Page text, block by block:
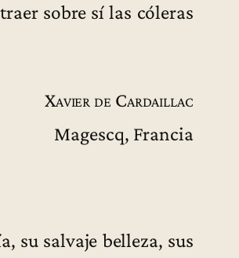
sobre sí las cóleras
Xavier de Cardaillac
Magescq, Francia
su salvaje belleza, sus